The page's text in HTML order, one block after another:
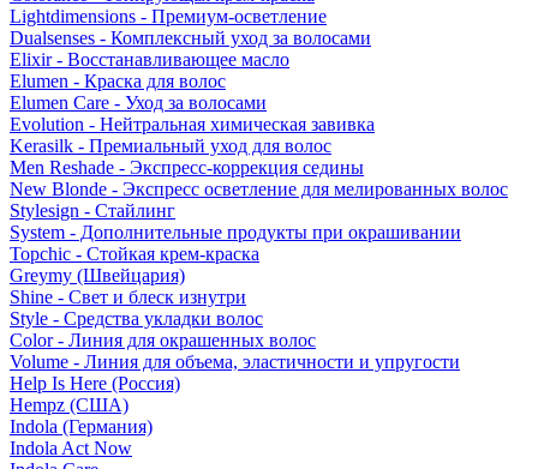
Lightdimensions - Премиум-осветление
Dualsenses - Комплексный уход за волосами
Elixir - Восстанавливающее масло
Elumen - Краска для волос
Elumen Care - Уход за волосами
Evolution - Нейтральная химическая завивка
Kerasilk - Премиальный уход для волос
Men Reshade - Экспресс-коррекция седины
New Blonde - Экспресс осветление для мелированных волос
Stylesign - Стайлинг
System - Дополнительные продукты при окрашивании
Topchic - Стойкая крем-краска
Greymy (Швейцария)
Shine - Свет и блеск изнутри
Style - Средства укладки волос
Color - Линия для окрашенных волос
Volume - Линия для объема, эластичности и упругости
Help Is Here (Россия)
Hempz (США)
Indola (Германия)
Indola Act Now